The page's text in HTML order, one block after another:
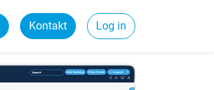
Kontakt Log in